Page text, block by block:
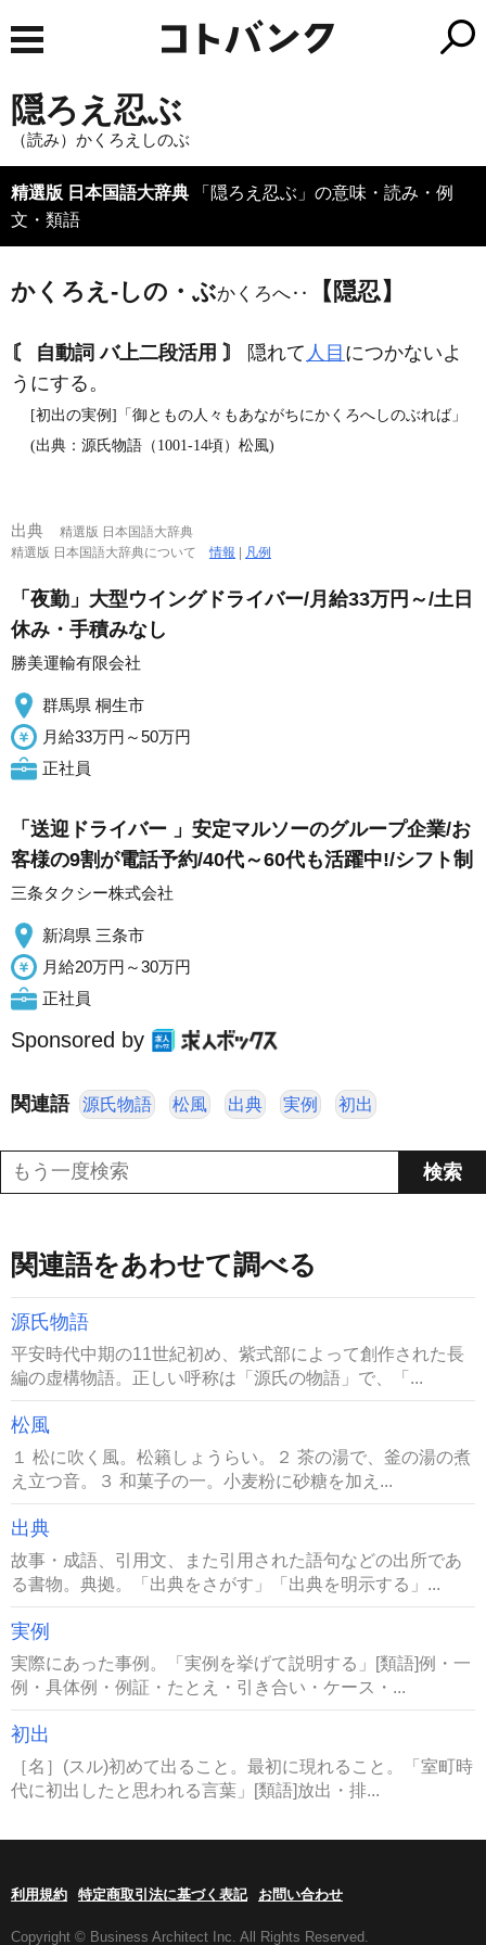
隠ろえ忍ぶ
（読み）かくろえしのぶ
精選版 日本国語大辞典 「隠ろえ忍ぶ」の意味・読み・例
文・類語
かくろえ‐しの・ぶかくろへ‥ 【隠忍】
〘 自動詞 バ上二段活用 〙 隠れて 人目 につかないよ
うにする。
[初出の実例]「御ともの人々もあながちにかくろへしのぶれば」
(出典：源氏物語（1001‐14頃）松風)
出典
精選版 日本国語大辞典
精選版 日本国語大辞典について情報 凡例
「夜勤」大型ウイングドライバー/月給33万円～/土日
休み・手積みなし
勝美運輸有限会社
群馬県 桐生市
月給33万円～50万円
正社員
「送迎ドライバー 」安定マルソーのグループ企業/お
客様の9割が電話予約/40代～60代も活躍中!/シフト制
三条タクシー株式会社
新潟県 三条市
月給20万円～30万円
正社員
Sponsored by
関連語 源氏物語 松風 出典 実例 初出
関連語をあわせて調べる
源氏物語
平安時代中期の11世紀初め、紫式部によって創作された長
編の虚構物語。正しい呼称は「源氏の物語」で、「...
松風
１ 松に吹く風。松籟しょうらい。２ 茶の湯で、釜の湯の煮
え立つ音。３ 和菓子の一。小麦粉に砂糖を加え...
出典
故事・成語、引用文、また引用された語句などの出所であ
る書物。典拠。「出典をさがす」「出典を明示する」...
実例
実際にあった事例。「実例を挙げて説明する」[類語]例・一
例・具体例・例証・たとえ・引き合い・ケース・...
初出
［名］(スル)初めて出ること。最初に現れること。「室町時
代に初出したと思われる言葉」[類語]放出・排...
利用規約 特定商取引法に基づく表記 お問い合わせ
Copyright © Business Architect Inc. All Rights Reserved.